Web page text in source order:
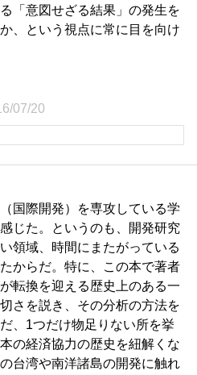
「意図せざる結果」の発生を
、という視点に常に目を向け
07/20
国際開発）を専攻している学
じた。というのも、開発研究
領域、時間にまたがっている
からだ。特に、この本で著者
転換を迎える歴史上のある一
さを説き、その分析の方法を
、1つだけ物足りない所を挙
の経済協力の歴史を紐解くな
台湾や南洋諸島の開発に触れ